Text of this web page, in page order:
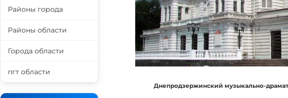
Днепродзержинский музыкально-
Районы города
Районы области
Города области
пгт области